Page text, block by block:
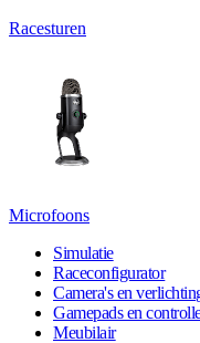
Racesturen
Microfoons
Simulatie
Raceconfigurator
Camera's en
Gamepads en
Meubilair